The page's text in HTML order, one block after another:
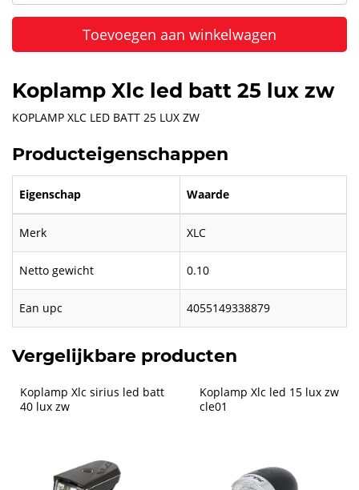
Toevoegen aan winkelwagen
Koplamp Xlc led batt 25 lux zw
KOPLAMP XLC LED BATT 25 LUX ZW
Producteigenschappen
Eigenschap Waarde
Merk XLC
Netto gewicht 0.10
Ean upc 4055149338879
Vergelijkbare producten
Koplamp Xlc sirius led batt
40 lux zw
Koplamp Xlc led 15 lux zw
cle01